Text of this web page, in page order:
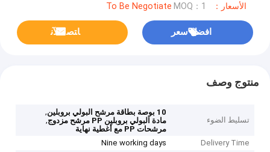
الأسعار：To Be Negotiate MOQ：1
افضل سعر ﺎﺘﺼﻟ ﺍﻶﻧ
منتوج وصف
تسليط الضوء
10 بوصة بطاقة مرشح البولي بروبلين
,
مادة البولي بروبلين PP مرشح مزدوج
,
مرشحات PP مع أغطية نهاية
Delivery Time
Nine working days